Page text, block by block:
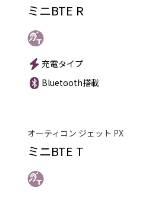
ミニBTE R
充電タイプ
Bluetooth搭載
オーティコン ジェット PX
ミニBTE T